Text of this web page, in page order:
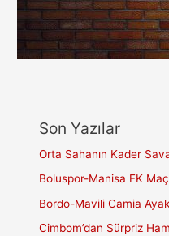
Son Yazılar
Orta Sahanın Kader
Boluspor-Manisa FK
Bordo-Mavili Camia
Cimbom’dan Sürpriz